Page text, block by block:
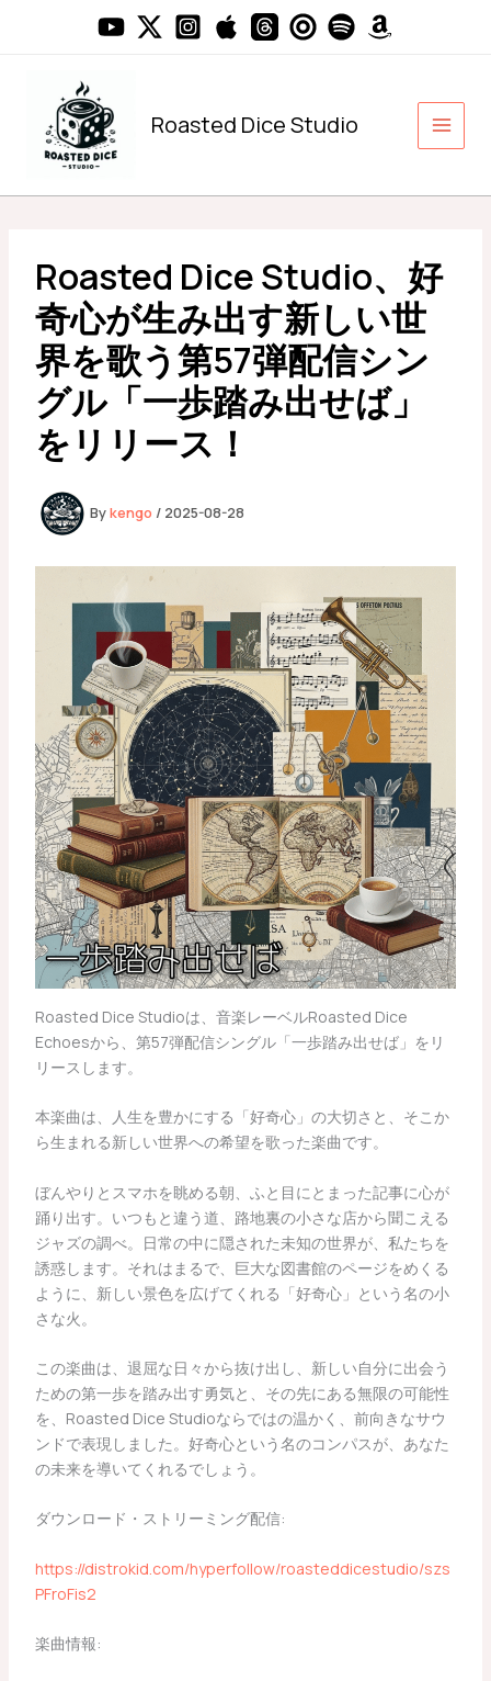
Roasted Dice Studio
Roasted Dice Studio、好
奇心が生み出す新しい世
界を歌う第57弾配信シン
グル「一歩踏み出せば」
をリリース！
Bykengo / 2025-08-28
Roasted Dice Studioは、音楽レーベルRoasted Dice
Echoesから、第57弾配信シングル「一歩踏み出せば」をリ
リースします。
本楽曲は、人生を豊かにする「好奇心」の大切さと、そこか
ら生まれる新しい世界への希望を歌った楽曲です。
ぼんやりとスマホを眺める朝、ふと目にとまった記事に心が
踊り出す。いつもと違う道、路地裏の小さな店から聞こえる
ジャズの調べ。日常の中に隠された未知の世界が、私たちを
誘惑します。それはまるで、巨大な図書館のページをめくる
ように、新しい景色を広げてくれる「好奇心」という名の小
さな火。
この楽曲は、退屈な日々から抜け出し、新しい自分に出会う
ための第一歩を踏み出す勇気と、その先にある無限の可能性
を、Roasted Dice Studioならではの温かく、前向きなサウ
ンドで表現しました。好奇心という名のコンパスが、あなた
の未来を導いてくれるでしょう。
ダウンロード・ストリーミング配信:
https://distrokid.com/hyperfollow/roasteddicestudio/szs
PFroFis2
楽曲情報: